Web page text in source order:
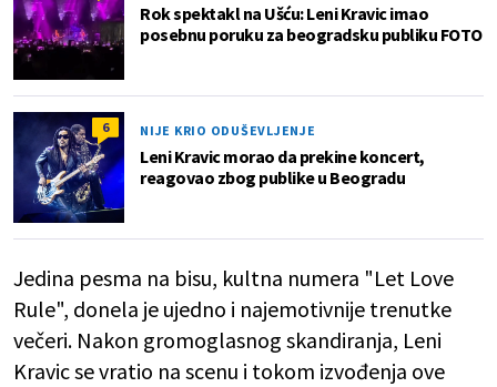
Rok spektakl na Ušću: Leni Kravic imao
posebnu poruku za beogradsku publiku FOTO
6 NIJE KRIO ODUŠEVLJENJE
Leni Kravic morao da prekine koncert,
reagovao zbog publike u Beogradu
Jedina pesma na bisu, kultna numera "Let Love
Rule", donela je ujedno i najemotivnije trenutke
večeri. Nakon gromoglasnog skandiranja, Leni
Kravic se vratio na scenu i tokom izvođenja ove